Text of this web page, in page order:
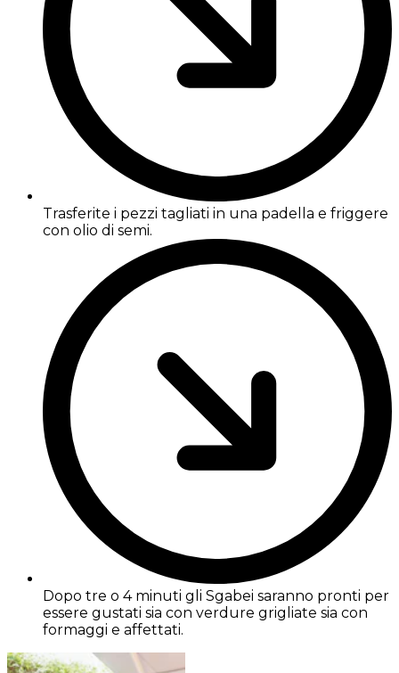
Trasferite i pezzi tagliati in una padella e friggere
con olio di semi.
Dopo tre o 4 minuti gli Sgabei saranno pronti per
essere gustati sia con verdure grigliate sia con
formaggi e affettati.